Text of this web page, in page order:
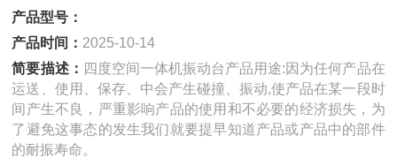
产品型号：
产品时间： 2025-10-14
简要描述： 四度空间一体机振动台产品用途:因为任何产品在
运送、使用、保存、中会产生碰撞、振动,使产品在某一段时
间产生不良，严重影响产品的使用和不必要的经济损失，为
了避免这事态的发生我们就要提早知道产品或产品中的部件
的耐振寿命。